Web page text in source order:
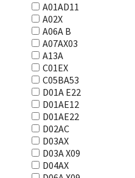
A01AD11
A02X
A06A В
A07AX03
A13A
C01EX
C05BA53
D01A E22
D01AE12
D01AE22
D02AC
D03AX
D03A X09
D04AX